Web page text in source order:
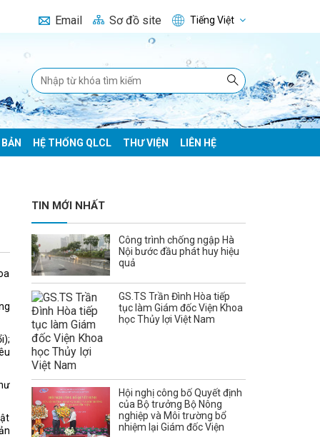
Email Sơ đồ site Tiếng Việt
HỆ THỐNG QLCL THƯ VIỆN LIÊN HỆ
TIN MỚI NHẤT
Công trình chống ngập Hà
Nội bước đầu phát huy hiệu
quả
GS.TS Trần Đình Hòa tiếp
tục làm Giám đốc Viện Khoa
học Thủy lợi Việt Nam
Hội nghị công bố Quyết định
của Bộ trưởng Bộ Nông
nghiệp và Môi trường bổ
nhiệm lại Giám đốc Viện